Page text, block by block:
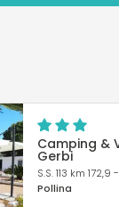
Camping &
Gerbi
S.S. 113 km
Pollina